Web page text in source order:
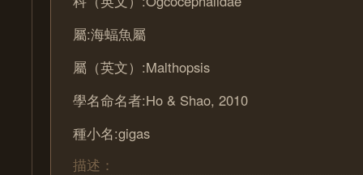
屬:海蝠魚屬
屬（英文）:Malthopsis
學名命名者:Ho & Shao, 2010
種小名:gigas
描述：